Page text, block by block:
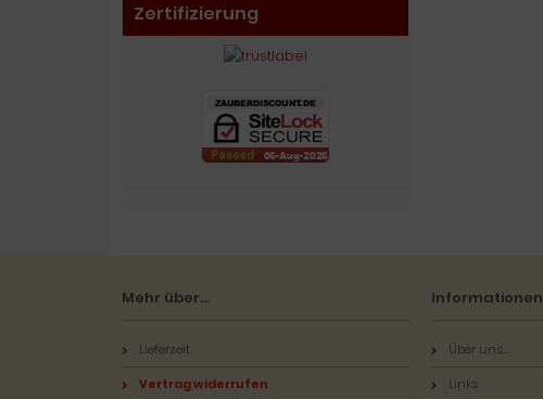
Zertifizierung
Mehr über...
Lieferzeit
Vertrag widerrufen
Informationen
Über uns...
Links